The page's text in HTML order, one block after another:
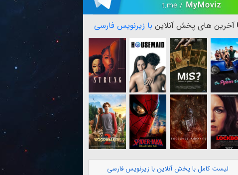
آخرین های پخش آنلاین با زیرنویس فارسی
لیست کامل با پخش آنلاین با زیرنویس فارسی